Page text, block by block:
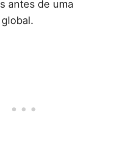
antes de uma